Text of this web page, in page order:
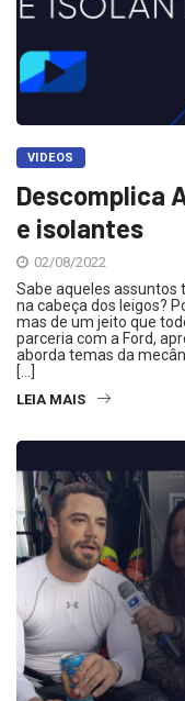
VIDEOS
Descomplica
e isolantes
02/08/2022
Sabe aqueles assuntos
na cabeça dos leigos?
mas de um jeito que
parceria com a Ford,
aborda temas da
[…]
LEIA MAIS